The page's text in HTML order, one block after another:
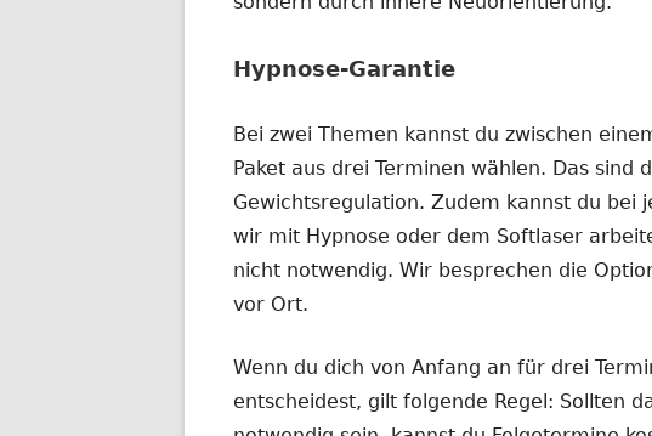
Hypnose-Garantie
Bei zwei Themen kannst du zwischen
Paket aus drei Terminen wählen. Das sind
Gewichtsregulation. Zudem kannst du bei
wir mit Hypnose oder dem Softlaser
nicht notwendig. Wir besprechen die
vor Ort.
Wenn du dich von Anfang an für drei
entscheidest, gilt folgende Regel: Sollten